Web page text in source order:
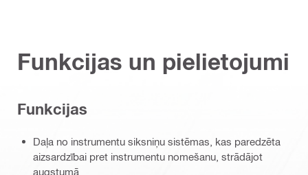
Funkcijas un pielietojumi
Funkcijas
Daļa no instrumentu siksniņu sistēmas, kas paredzēta
aizsardzībai pret instrumentu nomešanu, strādājot
augstumā